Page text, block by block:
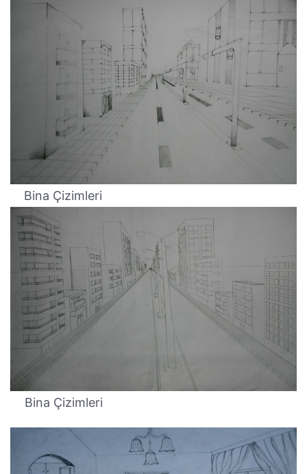
Bina Çizimleri
Bina Çizimleri